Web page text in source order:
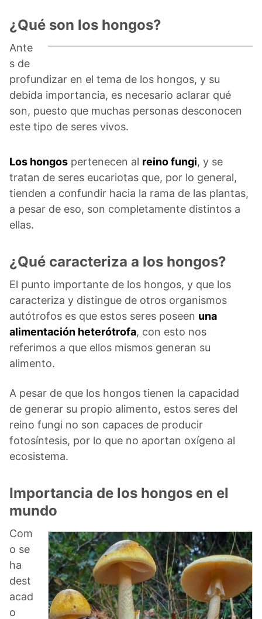
¿Qué son los hongos?
Ante
s de
profundizar en el tema de los hongos, y su
debida importancia, es necesario aclarar qué
son, puesto que muchas personas desconocen
este tipo de seres vivos.
Los hongos pertenecen al reino fungi, y se
tratan de seres eucariotas que, por lo general,
tienden a confundir hacia la rama de las plantas,
a pesar de eso, son completamente distintos a
ellas.
¿Qué caracteriza a los hongos?
El punto importante de los hongos, y que los
caracteriza y distingue de otros organismos
autótrofos es que estos seres poseen una
alimentación heterótrofa, con esto nos
referimos a que ellos mismos generan su
alimento.
A pesar de que los hongos tienen la capacidad
de generar su propio alimento, estos seres del
reino fungi no son capaces de producir
fotosíntesis, por lo que no aportan oxígeno al
ecosistema.
Importancia de los hongos en el
mundo
Com
o se
ha
dest
acad
o